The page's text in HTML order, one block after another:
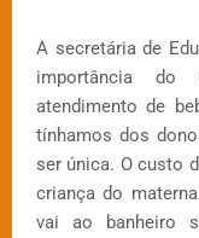
A secretária de
importância do
atendimento de
tínhamos dos
ser única. O custo
criança do
vai ao banheiro